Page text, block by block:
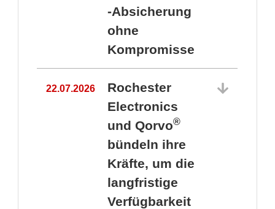
-Absicherung
ohne
Kompromisse
22.07.2026
Rochester
Electronics
und Qorvo®
bündeln ihre
Kräfte, um die
langfristige
Verfügbarkeit